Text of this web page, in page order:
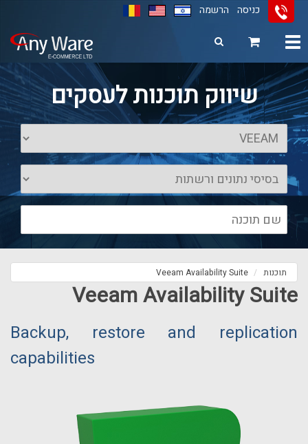
11
12
13
כניסה הרשמה
Toggle
שיווק תוכנות לעסקים
תוכנות Veeam Availability Suite
Veeam Availability Suite
Backup, restore and replication
capabilities